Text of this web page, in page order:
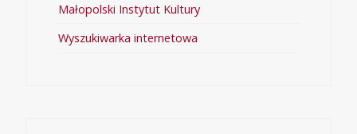
Małopolski Instytut Kultury
Wyszukiwarka internetowa